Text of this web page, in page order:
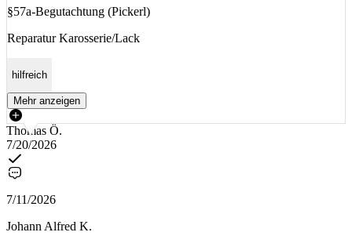
§57a-Begutachtung (Pickerl)
Reparatur Karosserie/Lack
hilfreich
Mehr anzeigen
Thomas Ö.
7/20/2026
7/11/2026
Johann Alfred K.